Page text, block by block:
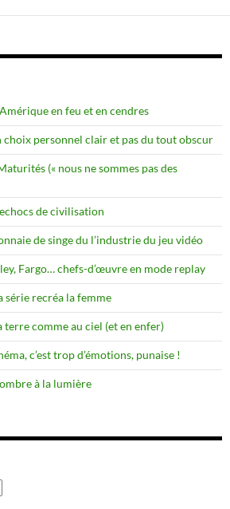
en feu et en cendres
choix personnel clair et pas du tout obscur
(« nous ne sommes pas des
de civilisation
de singe du l’industrie du jeu vidéo
Fargo… chefs-d’œuvre en mode replay
série recréa la femme
terre comme au ciel (et en enfer)
c’est trop d’émotions, punaise !
à la lumière